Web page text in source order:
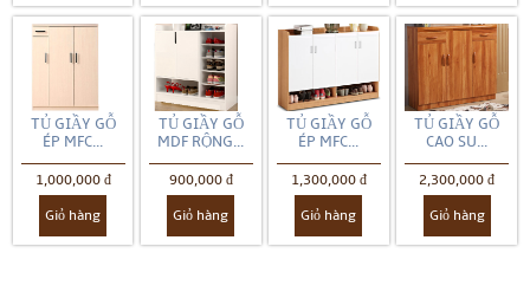
TỦ GIẦY GỖ
ÉP MFC...
1,000,000 đ
Giỏ hàng
TỦ GIẦY GỖ
MDF RỘNG...
900,000 đ
Giỏ hàng
TỦ GIẦY GỖ
ÉP MFC...
1,300,000 đ
Giỏ hàng
TỦ GIẦY GỖ
CAO SU...
2,300,000 đ
Giỏ hàng